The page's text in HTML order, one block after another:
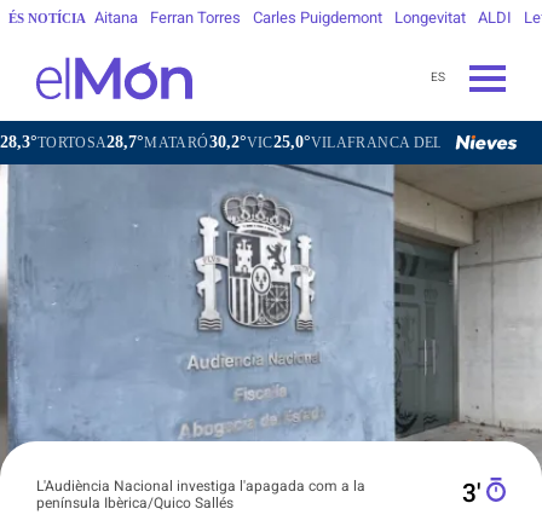
ÉS NOTÍCIA Aitana Ferran Torres Carles Puigdemont Longevitat ALDI
ES
28,7°MATARÓ30,2°VIC25,0°VILAFRANCA DEL PENEDÈS27,3°
L'Audiència Nacional investiga l'apagada com a la
península Ibèrica/Quico Sallés
3′